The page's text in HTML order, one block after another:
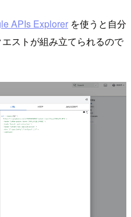
APIs Explorer を使うと自分
ストが組み立てられるので